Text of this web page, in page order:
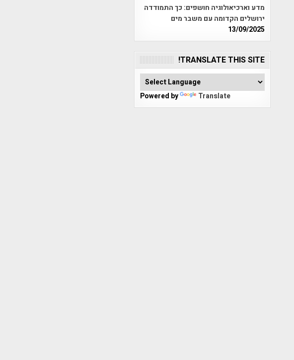
מדע וארכיאולוגיה חושפים: כך התמודדה
ירושלים הקדומה עם משבר מים
13/09/2025
TRANSLATE THIS SITE!
Powered by Translate